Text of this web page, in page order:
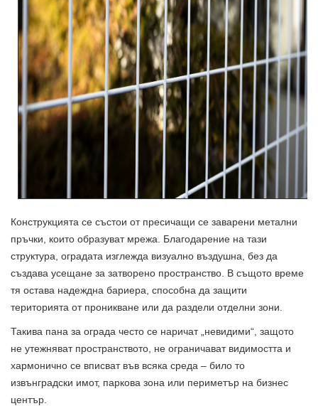
Конструкцията се състои от пресичащи се заварени метални
пръчки, които образуват мрежа. Благодарение на тази
структура, оградата изглежда визуално въздушна, без да
създава усещане за затворено пространство. В същото време
тя остава надеждна бариера, способна да защити
територията от проникване или да раздели отделни зони.
Такива пана за ограда често се наричат „невидими“, защото
не утежняват пространството, не ограничават видимостта и
хармонично се вписват във всяка среда – било то
извънградски имот, паркова зона или периметър на бизнес
център.